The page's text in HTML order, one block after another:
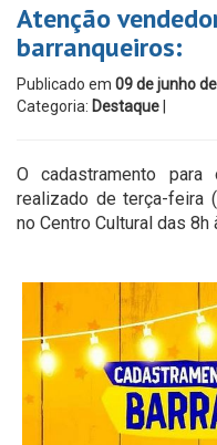
Atenção
barranqueiros:
Publicado em 09 de junho
Categoria: Destaque
O cadastramento
realizado de terça-feira
no Centro Cultural das 8h